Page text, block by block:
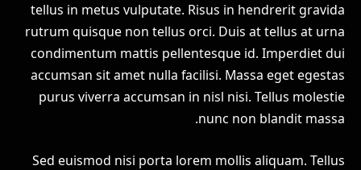
tellus in metus vulputate. Risus in hendrerit gravida
rutrum quisque non tellus orci. Duis at tellus at urna
condimentum mattis pellentesque id. Imperdiet dui
accumsan sit amet nulla facilisi. Massa eget egestas
purus viverra accumsan in nisl nisi. Tellus molestie
nunc non blandit massa.
Sed euismod nisi porta lorem mollis aliquam. Tellus